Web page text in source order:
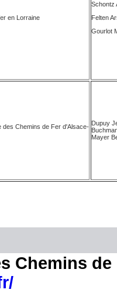
en Lorraine
Schontz
Felten
Gourlot
des Chemins de Fer d'Alsace- Dupuy
Mayer
Chemins